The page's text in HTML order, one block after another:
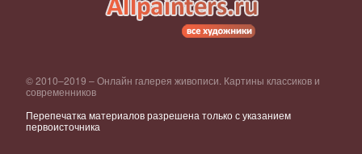
© 2010–2019 – Онлайн галерея живописи. Картины классиков и
современников
Перепечатка материалов разрешена только с указанием
первоисточника